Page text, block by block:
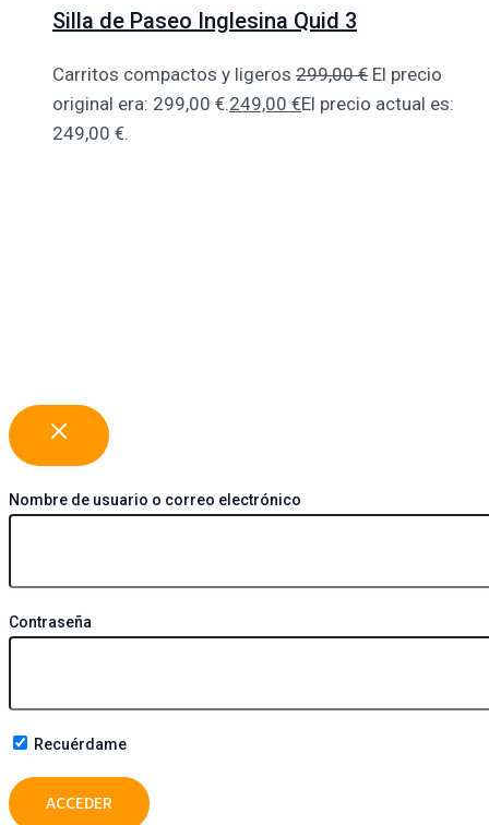
Silla de Paseo Inglesina Quid 3
Carritos compactos y ligeros 299,00€ El precio
original era: 299,00 €.249,00 €El precio actual es:
249,00 €.
Nombre de usuario o correo electrónico
Contraseña
Recuérdame